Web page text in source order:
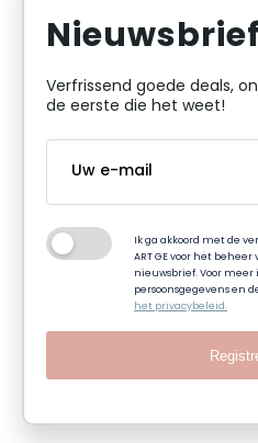
Nieuwsbrief
Verfrissend goede deals,
de eerste die het weet!
Ik ga akkoord met de
ART GE voor het
nieuwsbrief. Voor
persoonsgegevens en
het privacybeleid.